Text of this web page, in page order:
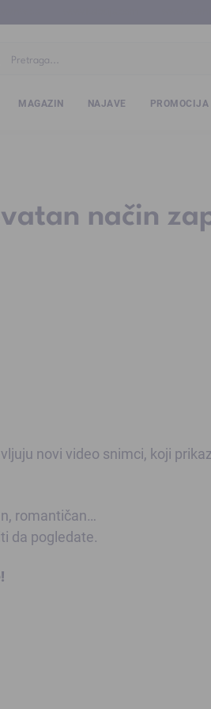
MAGAZIN NAJAVE PROMOCIJA
način
novi video snimci, koji
romantičan…
da pogledate.